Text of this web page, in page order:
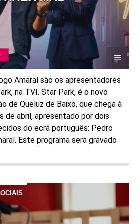
Amaral são os apresentadores
na TVI. Star Park, é o novo
de Queluz de Baixo, que chega à
de abril, apresentado por dois
do ecrã português: Pedro
Este programa será gravado